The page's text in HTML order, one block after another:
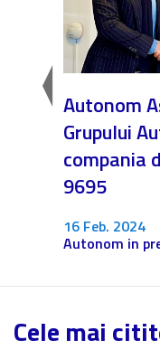
Autonom
Grupului
compania
9695
16 Feb. 2024
Autonom in
Cele mai